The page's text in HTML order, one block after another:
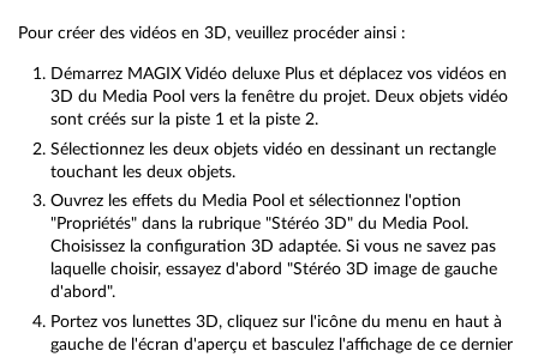
Pour créer des vidéos en 3D, veuillez procéder ainsi :
Démarrez MAGIX Vidéo deluxe Plus et déplacez vos vidéos en
3D du Media Pool vers la fenêtre du projet. Deux objets vidéo
sont créés sur la piste 1 et la piste 2.
Sélectionnez les deux objets vidéo en dessinant un rectangle
touchant les deux objets.
Ouvrez les effets du Media Pool et sélectionnez l'option
"Propriétés" dans la rubrique "Stéréo 3D" du Media Pool.
Choisissez la configuration 3D adaptée. Si vous ne savez pas
laquelle choisir, essayez d'abord "Stéréo 3D image de gauche
d'abord".
Portez vos lunettes 3D, cliquez sur l'icône du menu en haut à
gauche de l'écran d'aperçu et basculez l'affichage de ce dernier